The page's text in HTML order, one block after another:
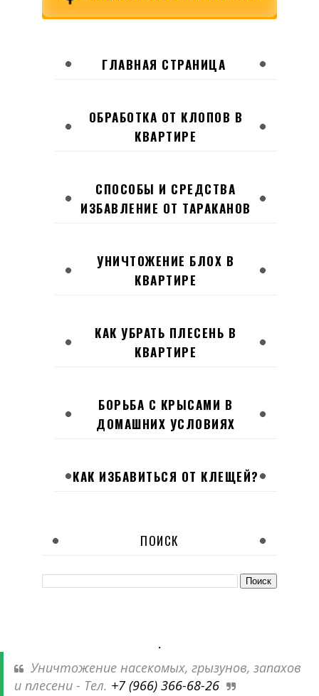
ГЛАВНАЯ СТРАНИЦА
ОБРАБОТКА ОТ КЛОПОВ В
КВАРТИРЕ
СПОСОБЫ И СРЕДСТВА
ИЗБАВЛЕНИЕ ОТ ТАРАКАНОВ
УНИЧТОЖЕНИЕ БЛОХ В
КВАРТИРЕ
КАК УБРАТЬ ПЛЕСЕНЬ В
КВАРТИРЕ
БОРЬБА С КРЫСАМИ В
ДОМАШНИХ УСЛОВИЯХ
КАК ИЗБАВИТЬСЯ ОТ КЛЕЩЕЙ?
ПОИСК
.
Уничтожение насекомых, грызунов, запахов
и плесени - Тел. +7 (966) 366-68-26